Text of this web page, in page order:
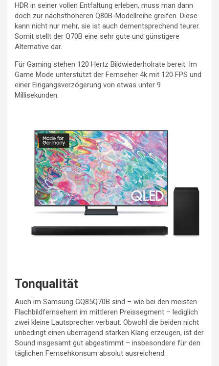
HDR in seiner vollen Entfaltung erleben, muss man dann
doch zur nächsthöheren Q80B-Modellreihe greifen. Diese
kann nicht nur mehr, sie ist auch dementsprechend teurer.
Somit stellt der Q70B eine sehr gute und günstigere
Alternative dar.
Für Gaming stehen 120 Hertz Bildwiederholrate bereit. Im
Game Mode unterstützt der Fernseher 4k mit 120 FPS und
einer Eingangsverzögerung von etwas unter 9
Millisekunden.
Tonqualität
Auch im Samsung GQ85Q70B sind – wie bei den meisten
Flachbildfernsehern im mittleren Preissegment – lediglich
zwei kleine Lautsprecher verbaut. Obwohl die beiden nicht
unbedingt einen überragend starken Klang erzeugen, ist der
Sound insgesamt gut abgestimmt – insbesondere für den
täglichen Fernsehkonsum absolut ausreichend.